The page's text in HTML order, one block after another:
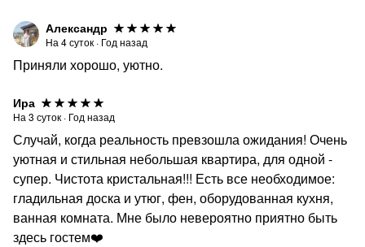
Александр
На 4суток · Год назад
Приняли хорошо, уютно.
Ира
На 3 суток · Год назад
Случай, когда реальность превзошла ожидания! Очень
уютная и стильная небольшая квартира, для одной -
супер. Чистота кристальная!!! Есть все необходимое:
гладильная доска и утюг, фен, оборудованная кухня,
ванная комната. Мне было невероятно приятно быть
здесь гостем❤️